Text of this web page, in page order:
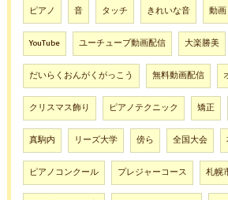
ピアノ 音 タッチ きれいな音 動画
YouTube ユーチューブ動画配信 大楽勝美
だいらくおんがくがっこう 無料動画配信
クリスマス飾り ピアノテクニック 矯正
真駒内 リーズ大学 傍ら 全国大会
ピアノコンクール プレジャーコース 札幌